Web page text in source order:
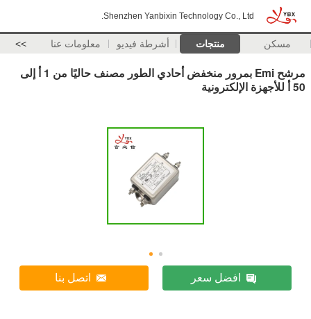
Shenzhen Yanbixin Technology Co., Ltd.
مسكن منتجات أشرطة فيديو معلومات عنا >>
مرشح Emi بمرور منخفض أحادي الطور مصنف حاليًا من 1 أ إلى
50 أ للأجهزة الإلكترونية
افضل سعر اتصل بنا